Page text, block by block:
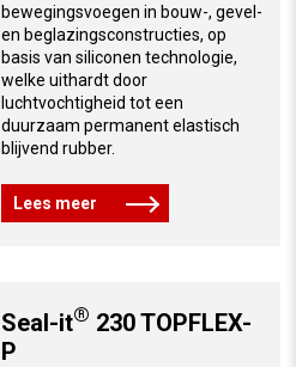
bewegingsvoegen in bouw-, gevel-
en beglazingsconstructies, op
basis van siliconen technologie,
welke uithardt door
luchtvochtigheid tot een
duurzaam permanent elastisch
blijvend rubber.
Lees meer
Seal-it® 230 TOPFLEX-
P